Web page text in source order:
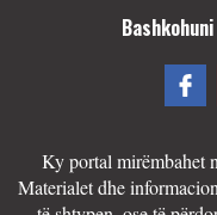
Ky portal mirëmbahet
Materialet dhe